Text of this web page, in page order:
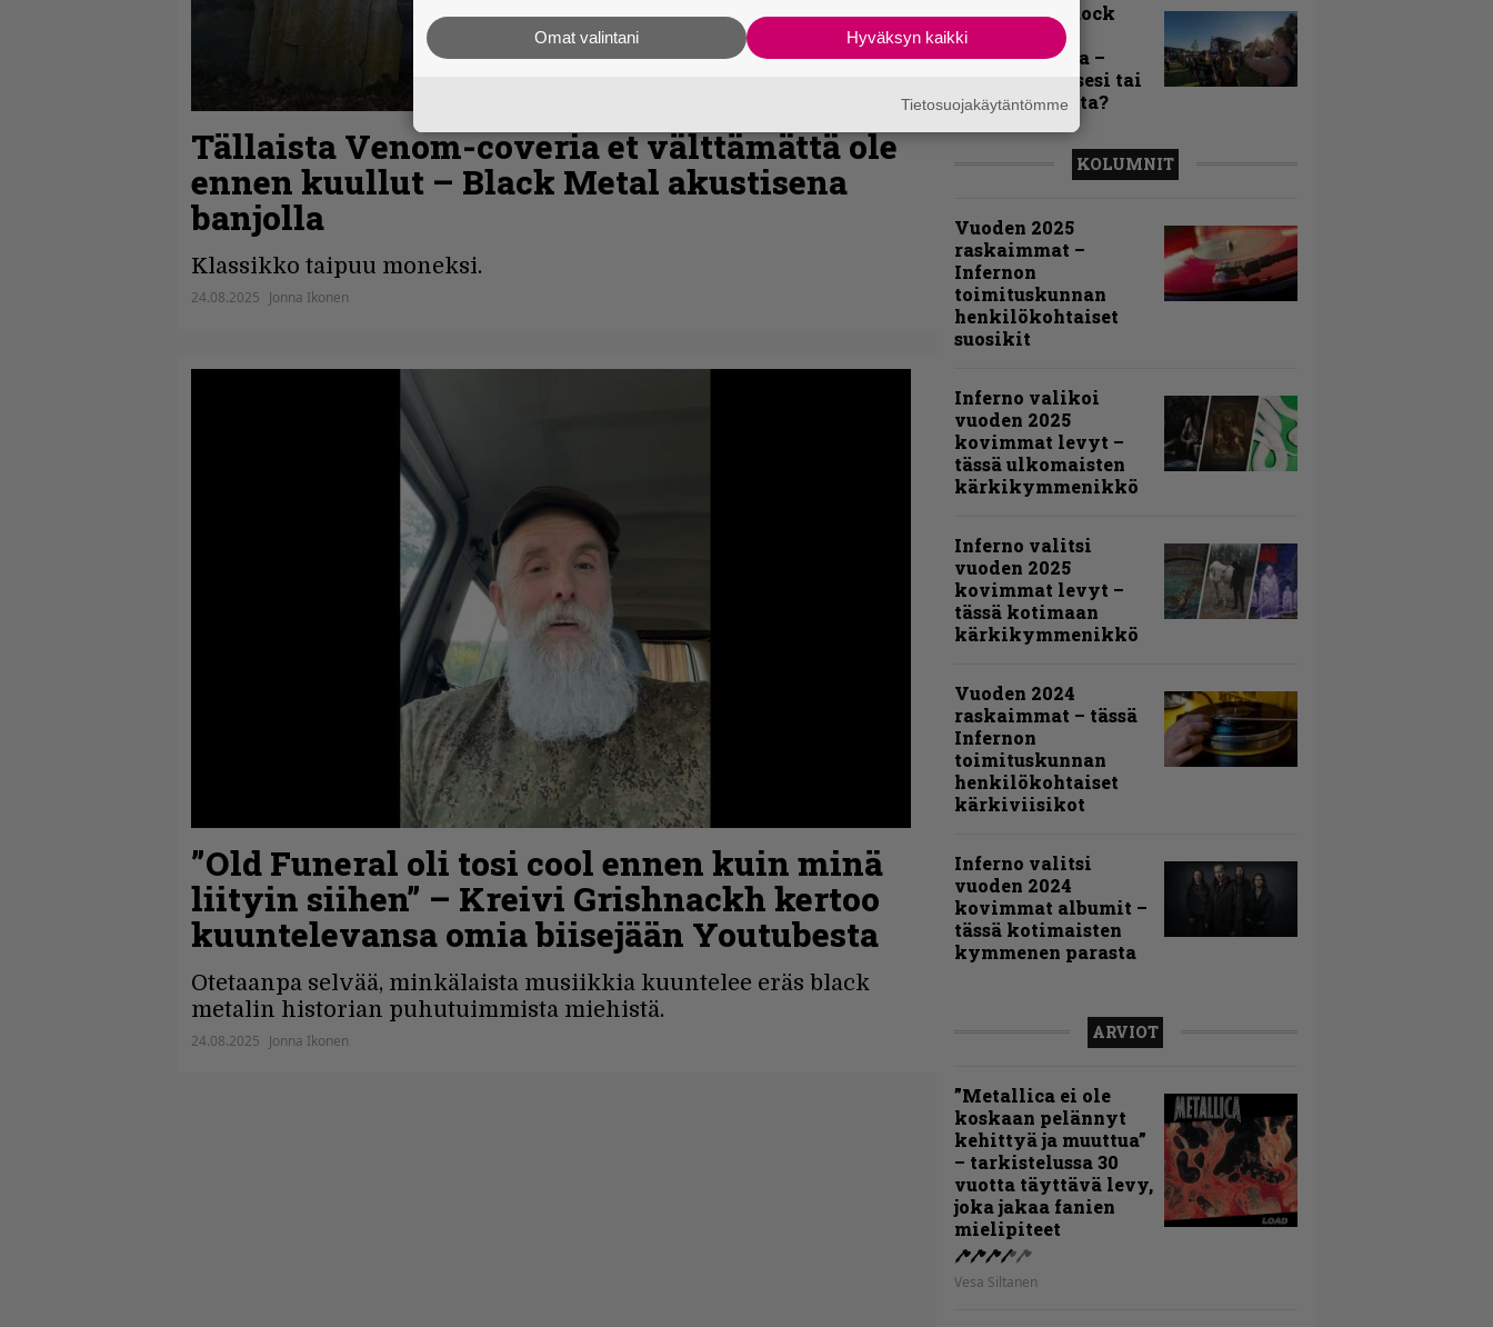
Tällaista Venom-coveria et välttämättä ole
ennen kuullut – Black Metal akustisena
banjolla
Klassikko taipuu moneksi.
24.08.2025 Jonna Ikonen
”Old Funeral oli tosi cool ennen kuin minä
liityin siihen” – Kreivi Grishnackh kertoo
kuuntelevansa omia biisejään Youtubesta
Otetaanpa selvää, minkälaista musiikkia kuuntelee eräs black
metalin historian puhutuimmista miehistä.
24.08.2025 Jonna Ikonen
John Smith Rock
Festivalin
yleisögalleria –
bongaatko itsesi tai
tuttuja joukosta?
KOLUMNIT
Vuoden 2025
raskaimmat –
Infernon
toimituskunnan
henkilökohtaiset
suosikit
Inferno valikoi
vuoden 2025
kovimmat levyt –
tässä ulkomaisten
kärkikymmenikkö
Inferno valitsi
vuoden 2025
kovimmat levyt –
tässä kotimaan
kärkikymmenikkö
Vuoden 2024
raskaimmat – tässä
Infernon
toimituskunnan
henkilökohtaiset
kärkiviisikot
Inferno valitsi
vuoden 2024
kovimmat albumit –
tässä kotimaisten
kymmenen parasta
ARVIOT
”Metallica ei ole
koskaan pelännyt
kehittyä ja muuttua”
– tarkistelussa 30
vuotta täyttävä levy,
joka jakaa fanien
mielipiteet
Vesa Siltanen
Hyväksyn kaikki
Omat valintani
Tietosuojakäytäntömme